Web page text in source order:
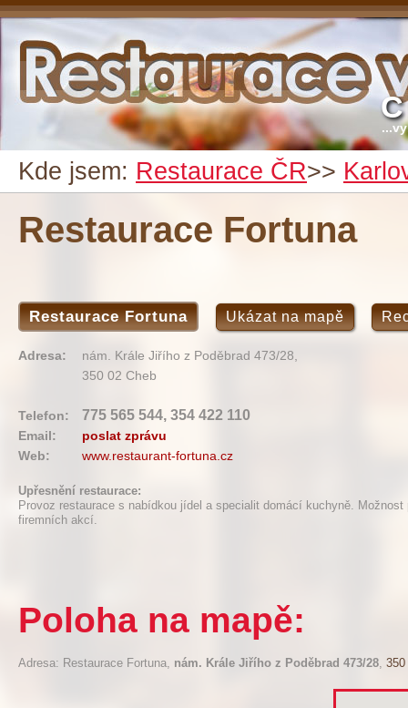
Kde jsem: Restaurace ČR>>
Restaurace Fortuna
Restaurace Fortuna Ukázat na mapě
Adresa:
nám. Krále Jiřího z Poděbrad 473/28,
350 02 Cheb
Telefon: 775 565 544, 354 422 110
Email:
poslat zprávu
Web:
www.restaurant-fortuna.cz
Upřesnění restaurace:
Provoz restaurace s nabídkou jídel a specialit domácí kuchyně. Možnost
firemních akcí.
Poloha na mapě:
Adresa: Restaurace Fortuna, nám. Krále Jiřího z Poděbrad 473/28, 350